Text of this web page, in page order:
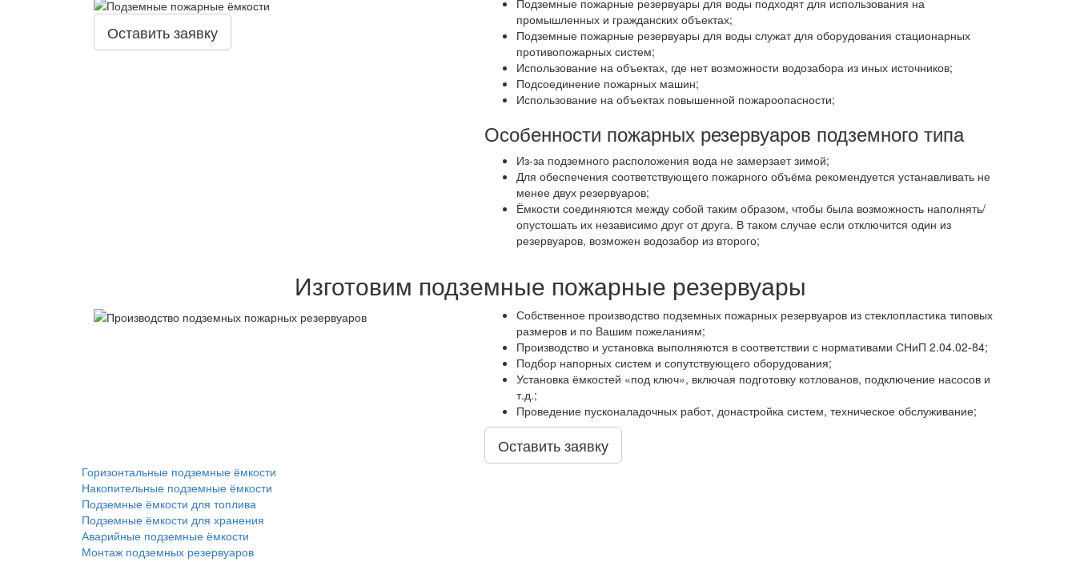
Оставить заявку
Подземные пожарные резервуары для воды подходят для использования на
промышленных и гражданских объектах;
Подземные пожарные резервуары для воды служат для оборудования стационарных
противопожарных систем;
Использование на объектах, где нет возможности водозабора из иных источников;
Подсоединение пожарных машин;
Использование на объектах повышенной пожароопасности;
Особенности пожарных резервуаров подземного типа
Из-за подземного расположения вода не замерзает зимой;
Для обеспечения соответствующего пожарного объёма рекомендуется устанавливать не
менее двух резервуаров;
Ёмкости соединяются между собой таким образом, чтобы была возможность наполнять/
опустошать их независимо друг от друга. В таком случае если отключится один из
резервуаров, возможен водозабор из второго;
Изготовим подземные пожарные резервуары
Собственное производство подземных пожарных резервуаров из стеклопластика типовых
размеров и по Вашим пожеланиям;
Производство и установка выполняются в соответствии с нормативами СНиП 2.04.02-84;
Подбор напорных систем и сопутствующего оборудования;
Установка ёмкостей «под ключ», включая подготовку котлованов, подключение насосов и
т.д.;
Проведение пусконаладочных работ, донастройка систем, техническое обслуживание;
Оставить заявку
Горизонтальные подземные ёмкости
Накопительные подземные ёмкости
Подземные ёмкости для топлива
Подземные ёмкости для хранения
Аварийные подземные ёмкости
Монтаж подземных резервуаров